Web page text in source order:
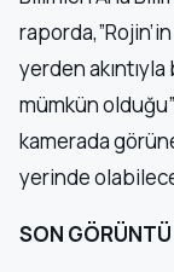
yerden
mümkün
kamerada
yerinde
SON